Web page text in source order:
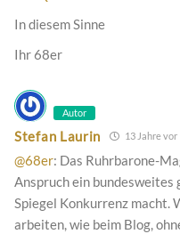
In diesem Sinne
Ihr 68er
Autor
Stefan Laurin 13 Jahre vor
@68er: Das Ruhrbarone-
Anspruch ein bundesweites
Spiegel Konkurrenz macht.
arbeiten, wie beim Blog,